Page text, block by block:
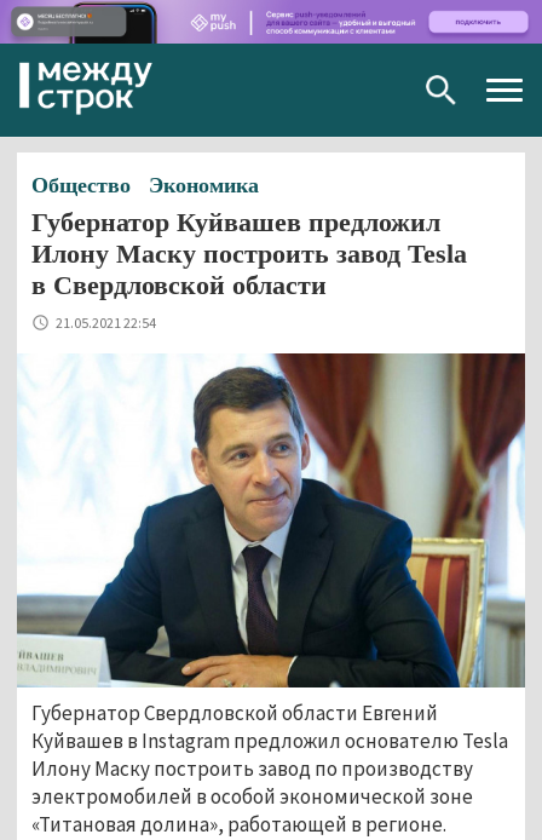
Общество Экономика
Губернатор Куйвашев предложил
Илону Маску построить завод Tesla
в Свердловской области
21.05.2021 22:54
Губернатор Свердловской области Евгений
Куйвашев в Instagram предложил основателю Tesla
Илону Маску построить завод по производству
электромобилей в особой экономической зоне
«Титановая долина», работающей в регионе.